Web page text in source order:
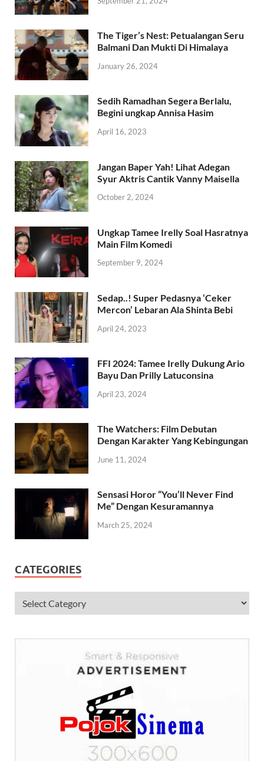
The Tiger’s Nest: Petualangan Seru
Balmani Dan Mukti Di Himalaya
January 26, 2024
Sedih Ramadhan Segera Berlalu,
Begini ungkap Annisa Hasim
April 16, 2023
Jangan Baper Yah! Lihat Adegan
Syur Aktris Cantik Vanny Maisella
October 2, 2024
Ungkap Tamee Irelly Soal Hasratnya
Main Film Komedi
September 9, 2024
Sedap..! Super Pedasnya ‘Ceker
Mercon’ Lebaran Ala Shinta Bebi
April 24, 2023
FFI 2024: Tamee Irelly Dukung Ario
Bayu Dan Prilly Latuconsina
April 23, 2024
The Watchers: Film Debutan
Dengan Karakter Yang Kebingungan
June 11, 2024
Sensasi Horor “You’ll Never Find
Me” Dengan Kesuramannya
March 25, 2024
CATEGORIES